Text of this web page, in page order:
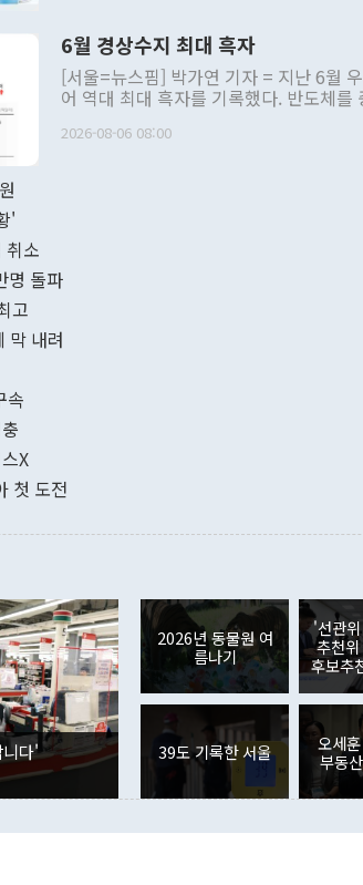
주의적 희망에 근거한 비현실적 구상'이
관의 대북 정책 관련 발언이 물의를 빚은
관 부처 장관이 공개적으로 부정적 입장
관의 무리한 대북 접근법과 월권을 제어
다. [정동영 통일부 장관이 지난달 23일 오후 서울 종로구 정부서울청사에
무너졌다고도 했다. 또 "현 시점에서 흘
함께 4자 대화의 동력을 확보하기 위해
"우리의 선의대로 하는 게 과연 한반도의
관은 업무보고 사후 브리핑에서 정 장
이 9월 러시아 블라디보스토크에서 열
며 "정부 차원에서 (참석을) 검토하고 있
은 "그것은 외교부의 몫"이라며 "아직
잘랐다. 정 장관이 이날 소개한 대북 구
않았다는 점에서 문제가 있다. 특히 주
사합의 복원, 4자회담 추진 등은 통일부
권이라는 지적이 나오고 있다. 이 대통
뒤 "여기 업무보고에 발표했다고 승인
부의 한 소식통은 "정 장관의 발언 내용
를 거쳐 결정된 사안이 아닌 정 장관의
련 부처 장관이 정부의 공식 정책이 아
하고 대통령의 면전에서 '국군통수권자
6월 경상수지 최대 흑자
[서울=뉴스핌] 박가연 기자 = 지난 6월
어 역대 최대 흑자를 기록했다. 반도체
료=한국은행] 한국은행이 6일 발표한 '2026년 6월 국제수지(잠정)'에 따르
며 월간 기준 처음으로 1000억달러를 넘
196.9% 급증했고 컴퓨터·주변기기
수출은 160.4% 늘었으며 비IT 품목도
기록했지만 지식재산권사용료수지는 전
로 전환됐다. 본원소득수지는 배당소득
는 배당수입이 늘어난 데다 전월 분기배
였던 올해 3월(369억9000만달러)을 넘
인의 해외투자가 80억1000만달러, 외
각각 증가했다. 증권투자에서는 외국인
국인의 국내 주식 투자는 차익실현 매도
감소하며 전월(-310억5000만달러)에
경신했다. 외국인의 국내 채권투자는 세
분기 말 만기도래 영향으로 증가 폭이
다. 내국인의 해외 증권투자는 주식을
다. eoyn2@newspim.com
2026-08-06 08:00
'
취소
명 돌파
고
막 내려
속
X
첫 도전
다'
2026년 동물원 여
름나기
'선관
추천
후보추
39도 기록한 서울
오세
부동